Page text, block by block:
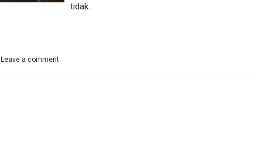
tidak…
Leave a comment